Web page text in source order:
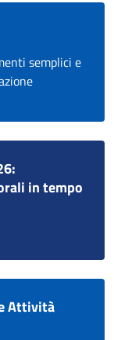
semplici e
in tempo
Attività